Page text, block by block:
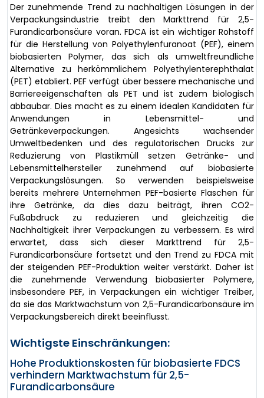
Der zunehmende Trend zu nachhaltigen Lösungen in der
Verpackungsindustrie treibt den Markttrend für 2,5-
Furandicarbonsäure voran. FDCA ist ein wichtiger Rohstoff
für die Herstellung von Polyethylenfuranoat (PEF), einem
biobasierten Polymer, das sich als umweltfreundliche
Alternative zu herkömmlichem Polyethylenterephthalat
(PET) etabliert. PEF verfügt über bessere mechanische und
Barriereeigenschaften als PET und ist zudem biologisch
abbaubar. Dies macht es zu einem idealen Kandidaten für
Anwendungen in Lebensmittel- und
Getränkeverpackungen. Angesichts wachsender
Umweltbedenken und des regulatorischen Drucks zur
Reduzierung von Plastikmüll setzen Getränke- und
Lebensmittelhersteller zunehmend auf biobasierte
Verpackungslösungen. So verwenden beispielsweise
bereits mehrere Unternehmen PEF-basierte Flaschen für
ihre Getränke, da dies dazu beiträgt, ihren CO2-
Fußabdruck zu reduzieren und gleichzeitig die
Nachhaltigkeit ihrer Verpackungen zu verbessern. Es wird
erwartet, dass sich dieser Markttrend für 2,5-
Furandicarbonsäure fortsetzt und den Trend zu FDCA mit
der steigenden PEF-Produktion weiter verstärkt. Daher ist
die zunehmende Verwendung biobasierter Polymere,
insbesondere PEF, in Verpackungen ein wichtiger Treiber,
da sie das Marktwachstum von 2,5-Furandicarbonsäure im
Verpackungsbereich direkt beeinflusst.
Wichtigste Einschränkungen:
Hohe Produktionskosten für biobasierte FDCS
verhindern Marktwachstum für 2,5-
Furandicarbonsäure